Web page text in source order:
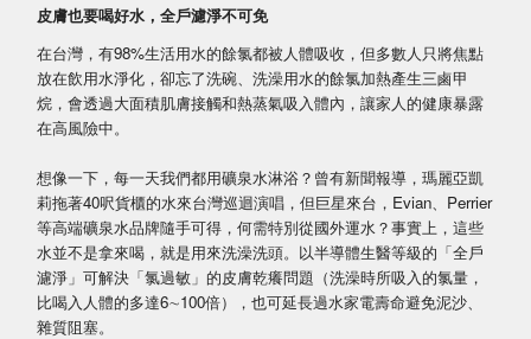
皮膚也要喝好水，全戶濾淨不可免
在台灣，有98%生活用水的餘氯都被人體吸收，但多數人只將焦點
放在飲用水淨化，卻忘了洗碗、洗澡用水的餘氯加熱產生三鹵甲
烷，會透過大面積肌膚接觸和熱蒸氣吸入體內，讓家人的健康暴露
在高風險中。
想像一下，每一天我們都用礦泉水淋浴？曾有新聞報導，瑪麗亞凱
莉拖著40呎貨櫃的水來台灣巡迴演唱，但巨星來台，Evian、Perrier
等高端礦泉水品牌隨手可得，何需特別從國外運水？事實上，這些
水並不是拿來喝，就是用來洗澡洗頭。以半導體生醫等級的「全戶
濾淨」可解決「氯過敏」的皮膚乾癢問題（洗澡時所吸入的氯量，
比喝入人體的多達6∼100倍），也可延長過水家電壽命避免泥沙、
雜質阻塞。